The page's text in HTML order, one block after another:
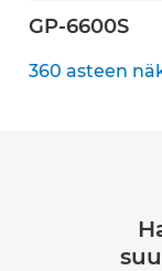
GP-6600S
360 asteen
360 asteen